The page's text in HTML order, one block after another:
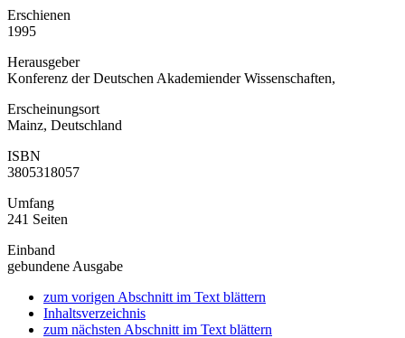
Erschienen
1995
Herausgeber
Konferenz der Deutschen Akademiender Wissenschaften,
Erscheinungsort
Mainz, Deutschland
ISBN
3805318057
Umfang
241 Seiten
Einband
gebundene Ausgabe
zum vorigen Abschnitt im Text blättern
Inhaltsverzeichnis
zum nächsten Abschnitt im Text blättern